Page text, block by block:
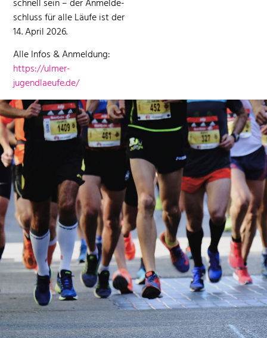
schnell sein – der Anmelde­
schluss für alle Läufe ist der
14. April 2026.
Alle Infos & Anmel­dung:
https://ulmer-
jugendlaeufe.de/